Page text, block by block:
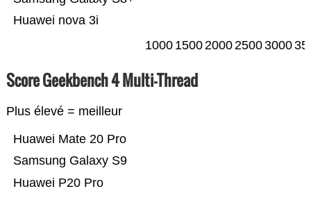
Huawei nova 3i
1000 1500200025003000
Score Geekbench 4 Multi-Thread
Plus élevé = meilleur
Huawei P20 Pro
Samsung Galaxy S9
Huawei Mate 20 Pro